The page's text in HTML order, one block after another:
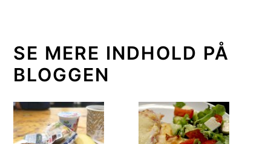
SE MERE INDHOLD PÅ
BLOGGEN